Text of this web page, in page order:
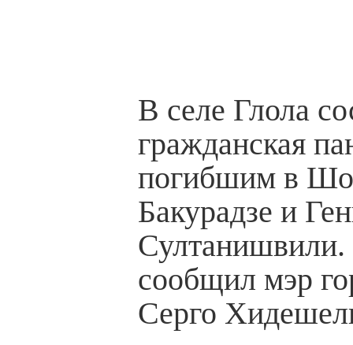
В селе Глола
гражданская
погибшим в
Бакурадзе и
сообщил мэр
Серго